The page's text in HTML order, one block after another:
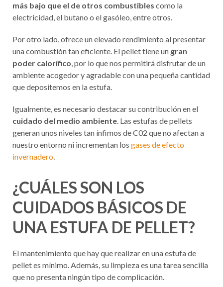
más bajo que el de otros combustibles como la
electricidad, el butano o el gasóleo, entre otros.
Por otro lado, ofrece un elevado rendimiento al presentar
una combustión tan eficiente. El pellet tiene un gran
poder calorífico, por lo que nos permitirá disfrutar de un
ambiente acogedor y agradable con una pequeña cantidad
que depositemos en la estufa.
Igualmente, es necesario destacar su contribución en el
cuidado del medio ambiente. Las estufas de pellets
generan unos niveles tan ínfimos de C02 que no afectan a
nuestro entorno ni incrementan los gases de efecto
invernadero.
¿CUÁLES SON LOS
CUIDADOS BÁSICOS DE
UNA ESTUFA DE PELLET?
El mantenimiento que hay que realizar en una estufa de
pellet es mínimo. Además, su limpieza es una tarea sencilla
que no presenta ningún tipo de complicación.